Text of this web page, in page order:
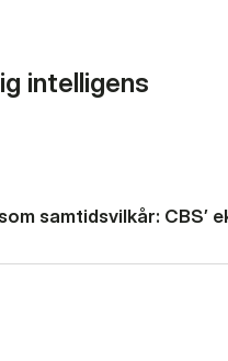
intelligens
samtidsvilkår: CBS’